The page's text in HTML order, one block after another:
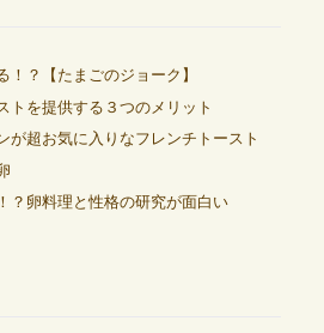
！？【たまごのジョーク】
トを提供する３つのメリット
が超お気に入りなフレンチトースト
？卵料理と性格の研究が面白い